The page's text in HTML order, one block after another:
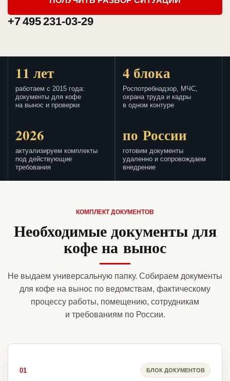
+7 495 231-03-29
11 лет
работаем с 2015 года:
документы для кофе
на вынос и проверки
4 блока
Роспотребнадзор, МЧС,
охрана труда и кадры
в одном контуре
2026
актуализируем комплекты
под действующие
требования
по России
готовим документы
удаленно и сопровождаем
внедрение
КОМПЛЕКТ ДОКУМЕНТОВ
Необходимые документы для
кофе на вынос
Не выдаем универсальную папку. Собираем документы
для кофе на вынос по ведомствам, фактическому
процессу работы, помещению, сотрудникам
и требованиям по России.
01 БЛОК ДОКУМЕНТОВ